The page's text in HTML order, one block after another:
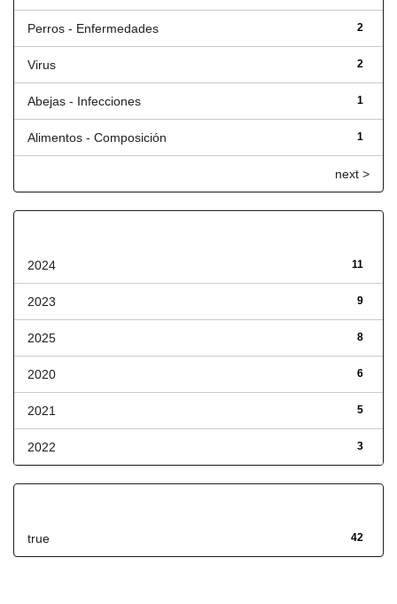
2
Perros - Enfermedades
2
Virus
1
Abejas - Infecciones
1
Alimentos - Composición
next >
11
2024
9
2023
8
2025
6
2020
5
2021
3
2022
42
true